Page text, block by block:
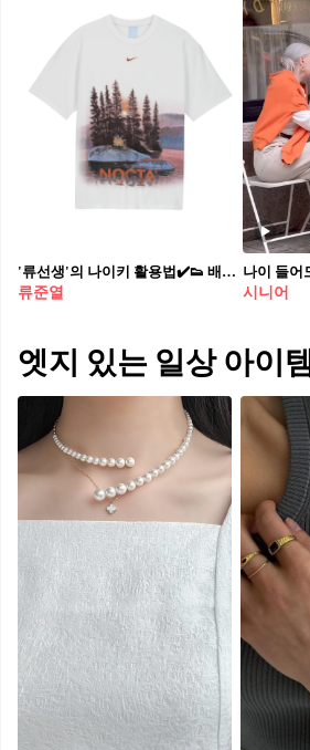
'류선생'의 나이키 활용법✔️👟 배우 류준열의 패션 아이템 중에 빼놓을 수 없는 브랜드 나이키. 스포티한 무드부터 스트릿 감성까지 완벽히 소화해냅니다. - 나이키 x 녹타 오팔 릴스 티셔츠 - 조던 에어 쉽 SP 유니버시티 골드 - 나이키 x 파타 풀 집업 자켓 - 조던 점프맨 잭 TR 트래비스 스캇 - 나이키 x 스투시 스톰핏 자켓 다음 착장은 어떤 나이키 아이템으로 채울지?!
류준열
시니어
엣지 있는 일상 아이템